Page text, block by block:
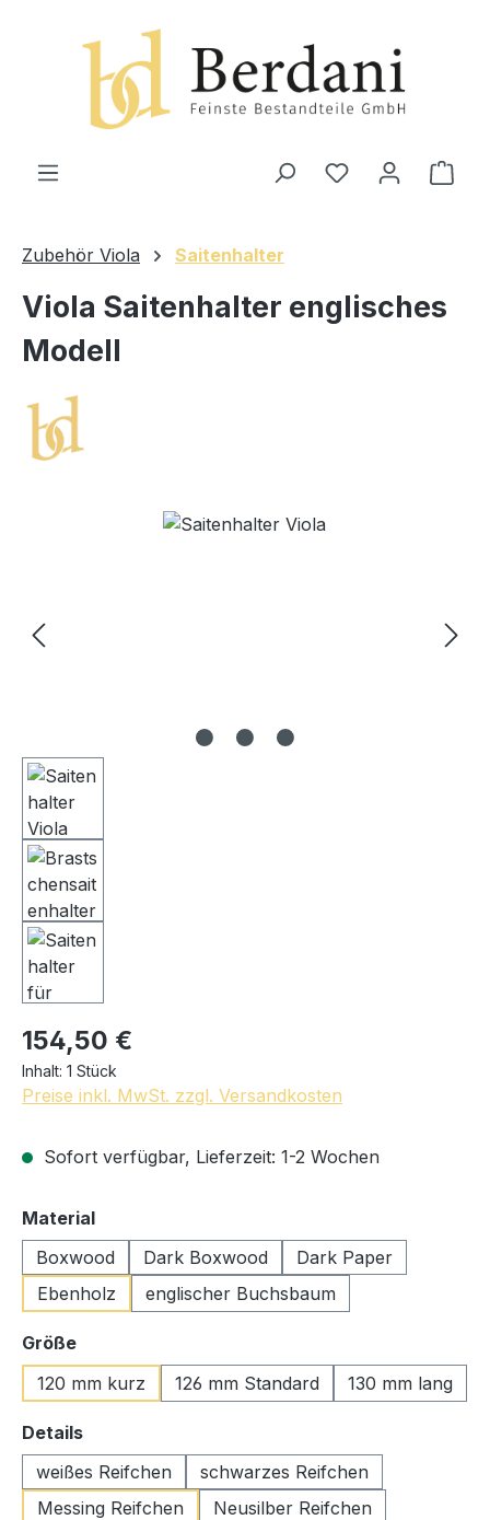
Zubehör Viola Saitenhalter
Viola Saitenhalter englisches
Modell
Bildergalerie überspringen
154,50 €
Inhalt: 1 Stück
Preise inkl. MwSt. zzgl. Versandkosten
Sofort verfügbar, Lieferzeit: 1-2 Wochen
Materialauswählen
Boxwood
Dark Boxwood
Dark Paper
Ebenholz
englischer Buchsbaum
Größeauswählen
120 mm kurz
126 mm Standard 130 mm lang
Detailsauswählen
weißes Reifchen
schwarzes Reifchen
Messing Reifchen
Neusilber Reifchen